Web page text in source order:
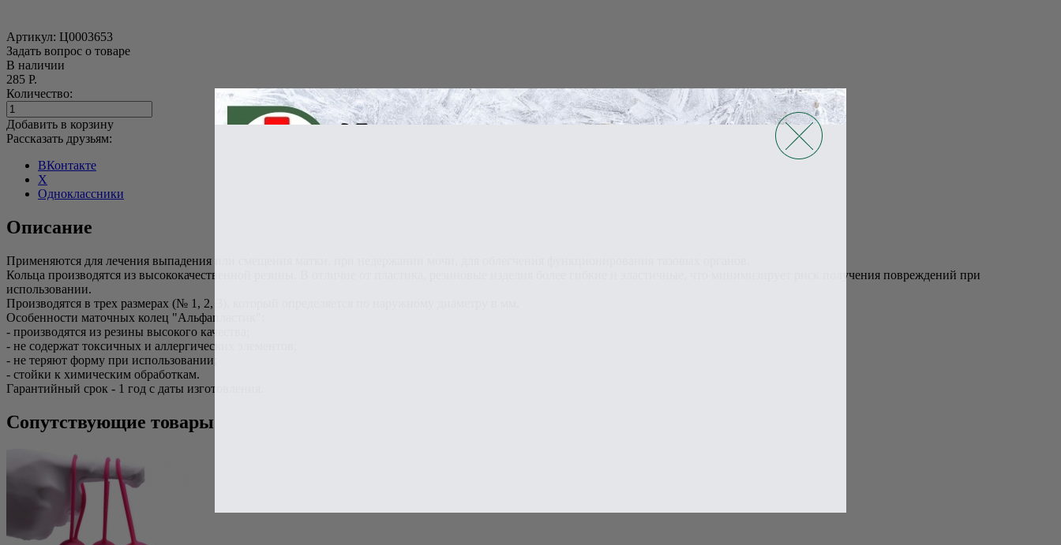
Артикул: Ц0003653
Задать вопрос о товаре
В наличии
285 Р.
Количество:
Добавить в корзину
Рассказать друзьям:
ВКонтакте
X
Одноклассники
Описание
Применяются для лечения выпадения или смещения матки, при недержании мочи, для облегчения функционирования тазовых органов.
Кольца производятся из высококачественной резины. В отличие от пластика, резиновые изделия более гибкие и эластичные, что минимизирует риск получения повреждений при
использовании.
Производятся в трех размерах (№ 1, 2, 3), который определяется по наружному диаметру в мм.
Особенности маточных колец "Альфапластик":
- производятся из резины высокого качества;
- не содержат токсичных и аллергических элементов;
- не теряют форму при использовании;
- стойки к химическим обработкам.
Гарантийный срок - 1 год с даты изготовления.
Сопутствующие товары